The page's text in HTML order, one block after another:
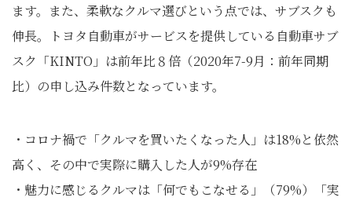
ます。また、柔軟なクルマ選びという点では、サブスクも
伸長。トヨタ自動車がサービスを提供している自動車サブ
スク「KINTO」は前年比８倍（2020年7-9月：前年同期
比）の申し込み件数となっています。
・コロナ禍で「クルマを買いたくなった人」は18%と依然
高く、その中で実際に購入した人が9%存在
・魅力に感じるクルマは「何でもこなせる」（79%）「実